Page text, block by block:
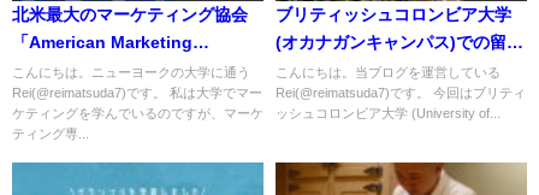
北米最大のマーケティング協会
「American Marketing
Association」とは？
こんにちは。ニューヨークの大学に通う
Rei(@reimatsuda7)です。 私は大学でマー
ケティングを学んでいるのですが、マーケ
ティング専...
ブリティッシュコロンビア大学
(オカナガンキャンパス)での留学
生活を現地から紹介
こんにちは。当ブログを運営している
Rei(@reimatsuda7)です。 今回はブリティ
ッシュコロンビア大学 (University of...